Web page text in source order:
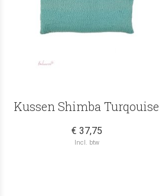
Kussen Shimba Turqouise
€ 37,75
Incl. btw